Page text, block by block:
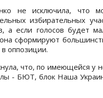
не исключила, что
избирательных
а если голосов будет
сформируют
оппозиции.
что, по имеющейся у
- БЮТ, блок Наша